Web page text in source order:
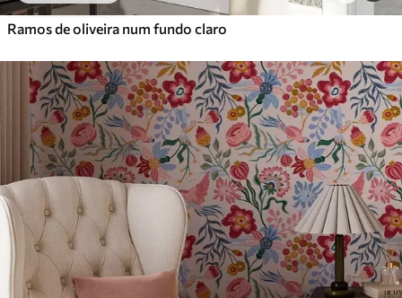
Ramos de oliveira num fundo claro